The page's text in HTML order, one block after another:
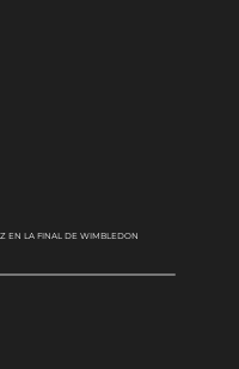
EN LA FINAL DE WIMBLEDON